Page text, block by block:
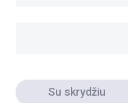
Su skrydžiu